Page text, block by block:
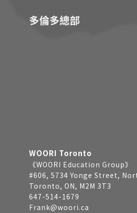
多倫多總部
WOORI Toronto
《WOORI Education Group》
#606, 5734 Yonge Street,
Toronto, ON, M2M 3T3
647-514-1679
Frank@woori.ca